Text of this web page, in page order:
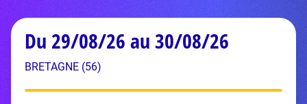
Du 29/08/26 au 30/08/26
BRETAGNE (56)